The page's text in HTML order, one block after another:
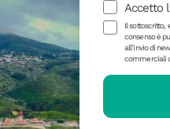
Accetto
Il sottoscritto,
consenso è
all’invio di
commerciali